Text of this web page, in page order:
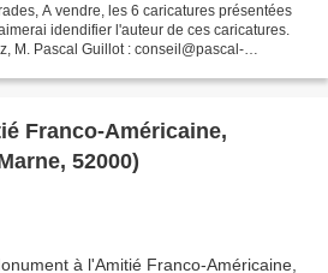
A vendre, les 6 caricatures présentées
idendifier l'auteur de ces caricatures.
M. Pascal Guillot : conseil@pascal-
Franco-Américaine,
52000)